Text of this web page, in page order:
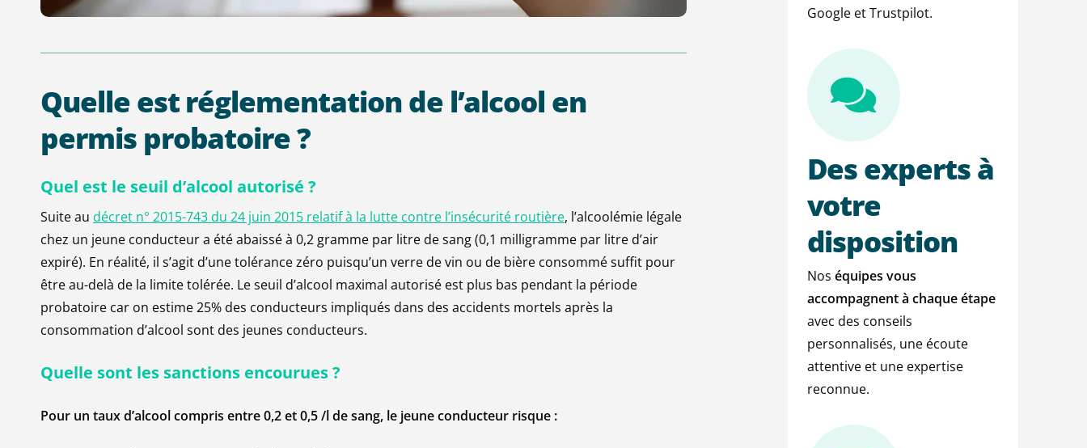
Quelleest réglementationde l’alcool en
permis probatoire?
Quel est le seuil d’alcool autorisé ?
Suite au décret n° 2015-743 du 24 juin 2015 relatif à la lutte contre l’insécurité routière, l’alcoolémie légale
chez un jeune conducteur a été abaissé à 0,2 gramme par litre de sang (0,1 milligramme par litre d’air
expiré). En réalité, il s’agit d’une tolérance zéro puisqu’un verre de vin ou de bière consommé suffit pour
être au-delà de la limite tolérée. Le seuil d’alcool maximal autorisé est plus bas pendant la période
probatoire car on estime 25% des conducteurs impliqués dans des accidents mortels après la
consommation d’alcool sont des jeunes conducteurs.
Quelle sont les sanctions encourues ?
Pour un taux d’alcool compris entre 0,2 et 0,5 /l de sang, le jeune conducteur risque :
Google et Trustpilot.
Desexpertsà
votre
disposition
Nos équipes vous
accompagnent à chaque étape
avec des conseils
personnalisés, une écoute
attentive et une expertise
reconnue.